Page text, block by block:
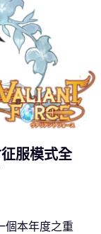
服模式全
個本年度之重